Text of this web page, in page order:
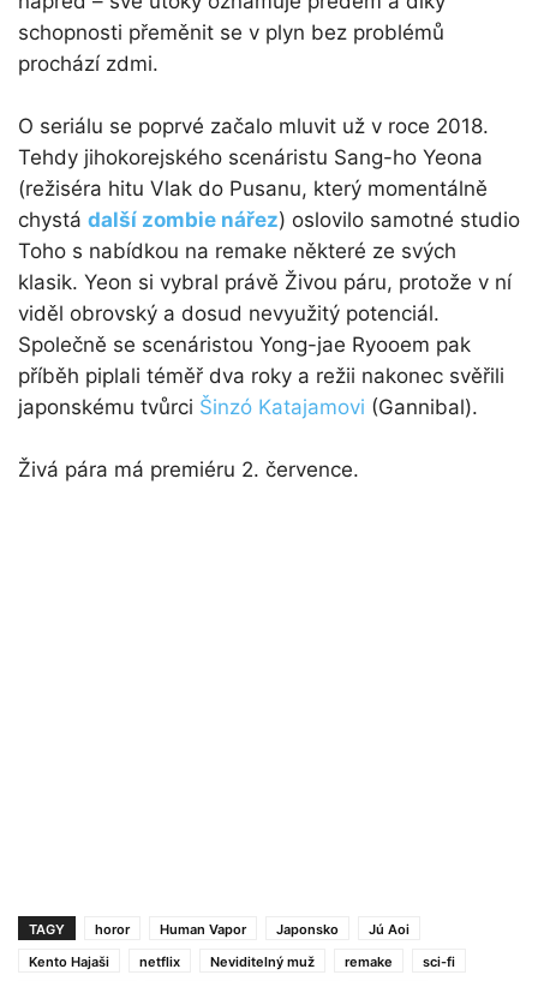
schopnosti přeměnit se v plyn bez problémů
prochází zdmi.
O seriálu se poprvé začalo mluvit už v roce 2018.
Tehdy jihokorejského scenáristu Sang-ho Yeona
(režiséra hitu Vlak do Pusanu, který momentálně
chystá další zombie nářez) oslovilo samotné studio
Toho s nabídkou na remake některé ze svých
klasik. Yeon si vybral právě Živou páru, protože v ní
viděl obrovský a dosud nevyužitý potenciál.
Společně se scenáristou Yong-jae Ryooem pak
příběh piplali téměř dva roky a režii nakonec svěřili
japonskému tvůrci Šinzó Katajamovi (Gannibal).
Živá pára má premiéru 2. července.
TAGY horor Human Vapor Japonsko
Jú Aoi
Kento Hajaši
netflix Neviditelný muž remake
sci-fi